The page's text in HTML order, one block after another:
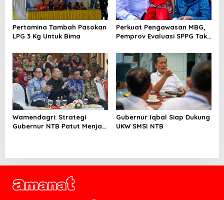
Pertamina Tambah Pasokan
LPG 3 Kg Untuk Bima
Perkuat Pengawasan MBG,
Pemprov Evaluasi SPPG Tak
Wamendagri: Strategi
Gubernur NTB Patut Menjadi
Gubernur Iqbal Siap Dukung
UKW SMSI NTB